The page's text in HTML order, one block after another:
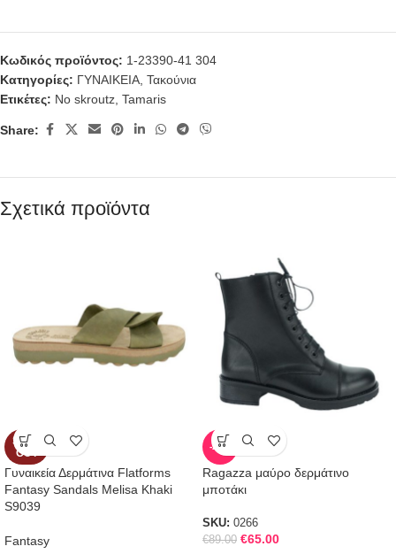
Κωδικός προϊόντος: 1-23390-41 304
Κατηγορίες: ΓΥΝΑΙΚΕΙΑ, Τακούνια
Ετικέτες: No skroutz, Tamaris
Share:
Σχετικά προϊόντα
SOLD
OUT
Γυναικεία Δερμάτινα Flatforms
Fantasy Sandals Melisa Khaki
S9039
Fantasy
-27%
Ragazza μαύρο δερμάτινο
μποτάκι
SKU: 0266
€89.00 €65.00